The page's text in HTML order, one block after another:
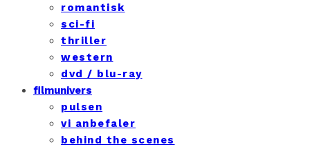
romantisk
sci-fi
thriller
western
dvd / blu-ray
filmunivers
pulsen
vi anbefaler
behind the scenes